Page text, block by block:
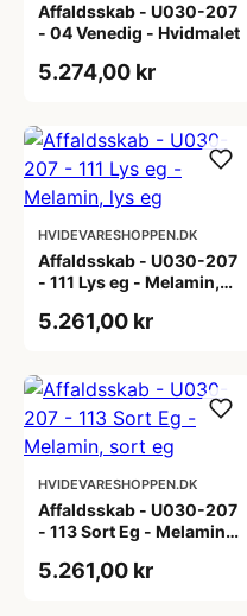
Affaldsskab - U030-207
- 04 Venedig - Hvidmalet
5.274,00 kr
HVIDEVARESHOPPEN.DK
Affaldsskab - U030-207
- 111 Lys eg - Melamin,
5.261,00 kr
HVIDEVARESHOPPEN.DK
Affaldsskab - U030-207
- 113 Sort Eg - Melamin,
5.261,00 kr